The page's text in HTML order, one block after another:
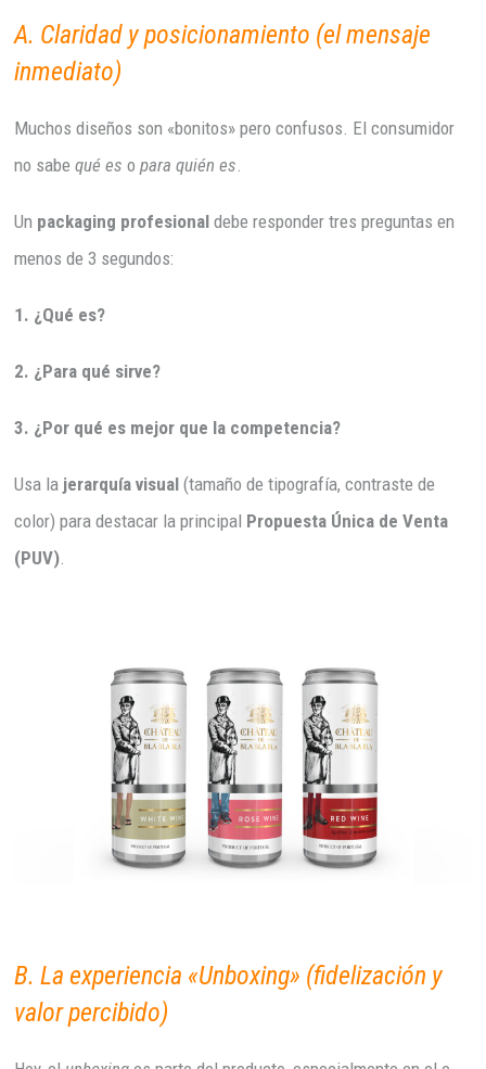
A. Claridad y posicionamiento (el mensaje
inmediato)
Muchos diseños son «bonitos» pero confusos. El consumidor
no sabequé es opara quién es
Un packaging profesional debe responder tres preguntas en
menos de 3 segundos:
1. ¿Qué es?
2. ¿Para qué sirve?
3. ¿Por qué es mejor que la competencia?
Usa la jerarquía visual (tamaño de tipografía, contraste de
color) para destacar la principal Propuesta Única de Venta
(PUV)
B. La experiencia «Unboxing» (fidelización y
valor percibido)